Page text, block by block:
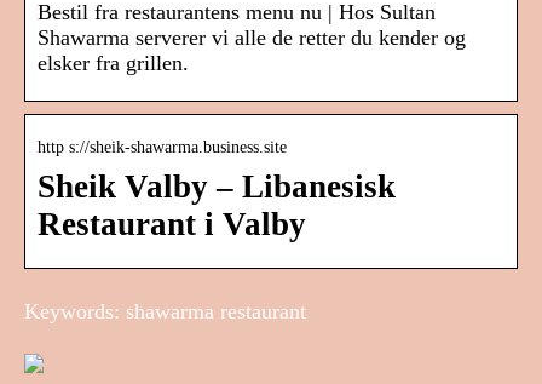
Bestil fra restaurantens menu nu | Hos Sultan
Shawarma serverer vi alle de retter du kender og
elsker fra grillen.
http s://sheik-shawarma.business.site
Sheik Valby – Libanesisk
Restaurant i Valby
Keywords: shawarma restaurant